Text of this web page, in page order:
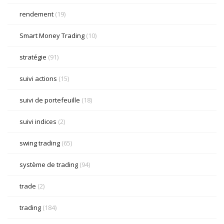
rendement (19)
Smart Money Trading (10)
stratégie (91)
suivi actions (15)
suivi de portefeuille (18)
suivi indices (2)
swing trading (65)
système de trading (94)
trade (2)
trading (184)